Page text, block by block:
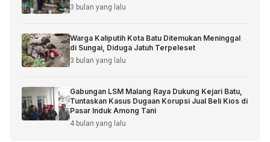
3 bulan yang lalu
Warga Kaliputih Kota Batu Ditemukan Meninggal
di Sungai, Diduga Jatuh Terpeleset
3 bulan yang lalu
Gabungan LSM Malang Raya Dukung Kejari Batu,
Tuntaskan Kasus Dugaan Korupsi Jual Beli Kios di
Pasar Induk Among Tani
4 bulan yang lalu